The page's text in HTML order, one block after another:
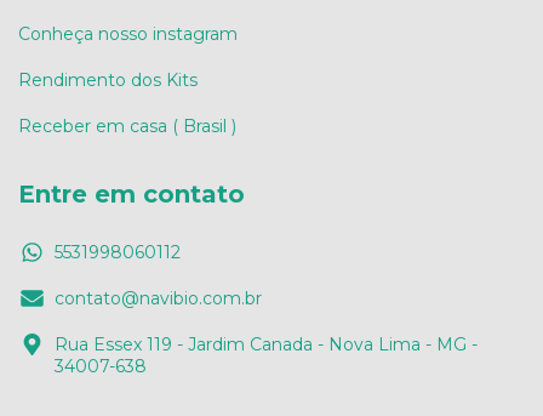
Conheça nosso instagram
Rendimento dos Kits
Receber em casa ( Brasil )
Entre em contato
5531998060112
contato@navibio.com.br
Rua Essex 119 - Jardim Canada - Nova Lima - MG -
34007-638